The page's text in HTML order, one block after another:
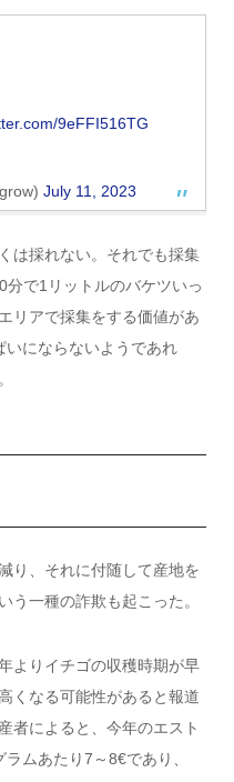
9eFFI516TG
July 11, 2023
は採れない。それでも採集
で1リットルのバケツいっ
リアで採集をする価値があ
いにならないようであれ
り、それに付随して産地を
う一種の詐欺も起こった。
よりイチゴの収穫時期が早
くなる可能性があると報道
者によると、今年のエスト
ムあたり7～8€であり、